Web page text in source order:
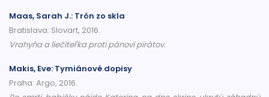
Maas, Sarah J.: Trón zo skla
Bratislava: Slovart, 2016.
Vrahyňa a liečiteľka proti pánovi pirátov.
Makis, Eve: Tymiánové dopisy
Praha: Argo, 2016.